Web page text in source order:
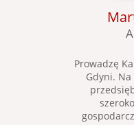
Prowadzę
Gdyni.